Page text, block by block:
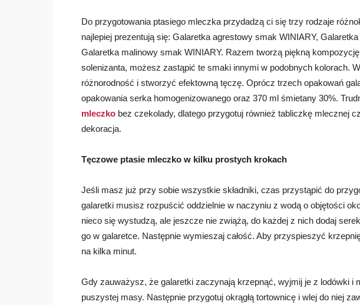
Do przygotowania ptasiego mleczka przydadzą ci się trzy rodzaje
najlepiej prezentują się: Galaretka agrestowy smak WINIARY,
Galaretka malinowy smak WINIARY. Razem tworzą piękną
solenizanta, możesz zastąpić te smaki innymi w podobnych kolorach.
różnorodność i stworzyć efektowną tęczę. Oprócz trzech opakowań
opakowania serka homogenizowanego oraz 370 ml śmietany 30%.
mleczko bez czekolady, dlatego przygotuj również tabliczkę mlecznej
dekoracja.
Tęczowe ptasie mleczko w kilku prostych krokach
Jeśli masz już przy sobie wszystkie składniki, czas przystąpić do
galaretki musisz rozpuścić oddzielnie w naczyniu z wodą o objętości
nieco się wystudzą, ale jeszcze nie zwiążą, do każdej z nich dodaj
go w galaretce. Następnie wymieszaj całość. Aby przyspieszyć
na kilka minut.
Gdy zauważysz, że galaretki zaczynają krzepnąć, wyjmij je z lodówki i
puszystej masy. Następnie przygotuj okrągłą tortownicę i wlej do niej